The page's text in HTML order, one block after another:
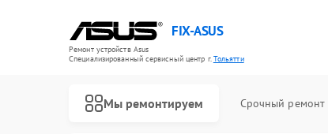
FIX-ASUS
Ремонт устройств Asus
Специализированный cервисный центр г.Тольятти
Мы ремонтируем Срочный ремонт